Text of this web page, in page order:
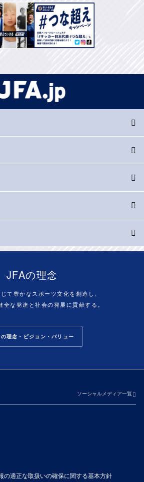
JFAの理念
て豊かなスポーツ文化を創造し、
全な発達と社会の発展に貢献する。
理念・ビジョン・バリュー
ソーシャルメディア一覧
の適正な取扱いの確保に関する基本方針